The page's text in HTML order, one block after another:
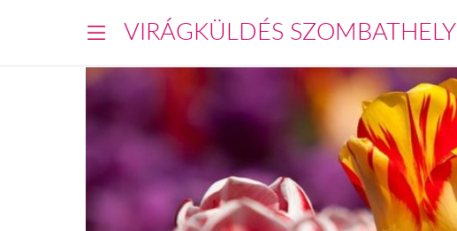
VIRÁGKÜLDÉS SZOMBATHELY